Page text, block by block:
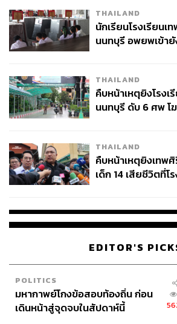
THAILAND
นักเรียนโรงเรียนเ
นนทบุรี อพยพเข้า
THAILAND
คืบหน้าเหตุยิงโรงเ
นนทบุรี ดับ 6 ศพ โ
THAILAND
คืบหน้าเหตุยิงเทพ
เด็ก 14 เสียชีวิตที่โ
EDITOR'S
POLITICS
มหากาพย์โกงข้อสอบท้องถิ่น ก่อน
เดินหน้าสู่จุดจบในสัปดาห์นี้